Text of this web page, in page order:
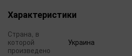
Характеристики
Страна, в
которой
произведено
Украина